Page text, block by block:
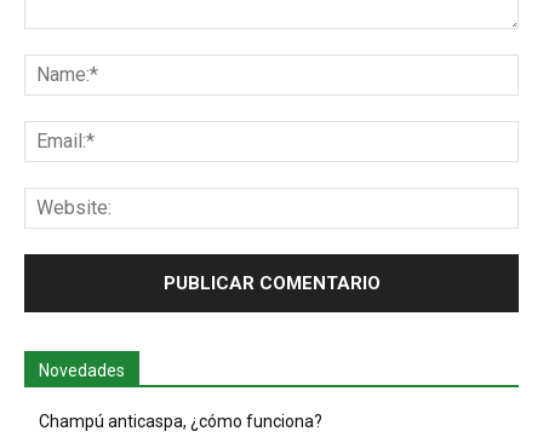
Novedades
Champú anticaspa, ¿cómo funciona?